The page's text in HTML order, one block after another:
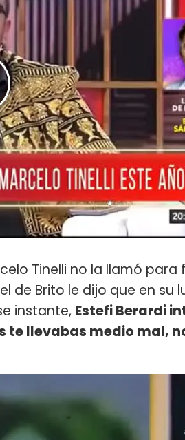
Tinelli no la llamó para
de Brito le dijo que en su
instante, Estefi Berardi
te llevabas medio mal,